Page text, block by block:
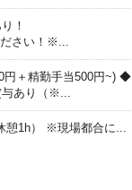
！
さい！※...
円＋精勤手当500円~) ◆
与あり（※...
憩1h） ※現場都合に...